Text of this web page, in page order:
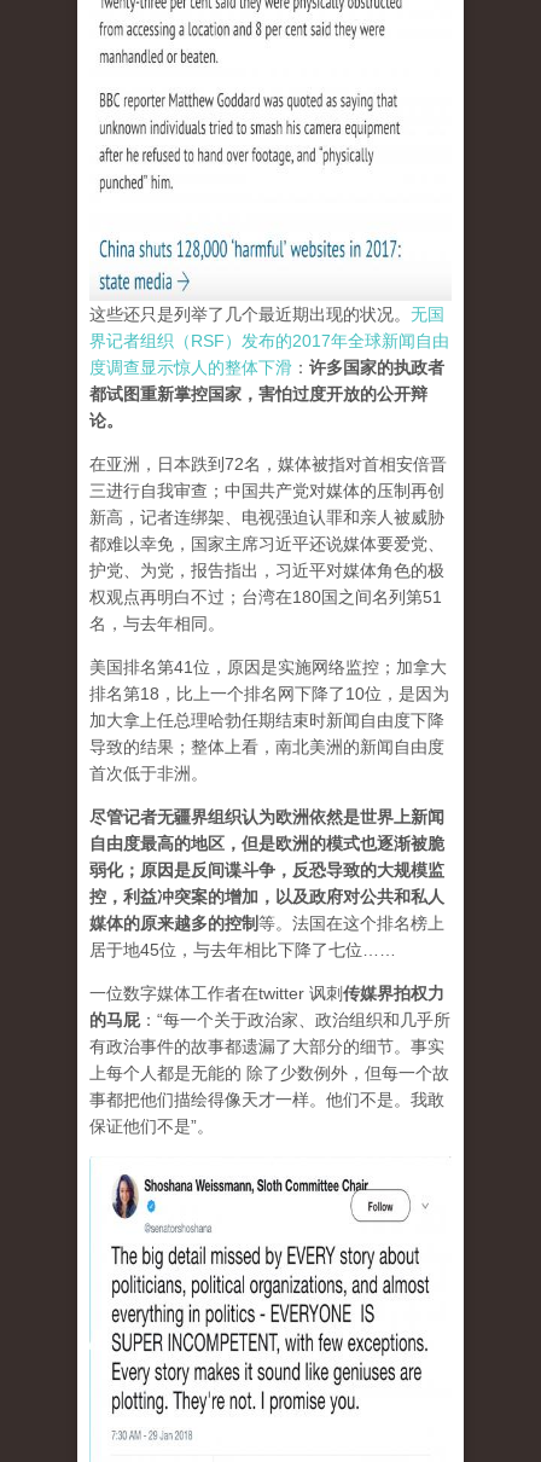
这些还只是列举了几个最近期出现的状况。 无国
界记者组织（RSF）发布的2017年全球新闻自由
度调查显示惊人的整体下滑 ： 许多国家的执政者
都试图重新掌控国家，害怕过度开放的公开辩
论。
在亚洲，日本跌到72名，媒体被指对首相安倍晋
三进行自我审查；中国共产党对媒体的压制再创
新高，记者连绑架、电视强迫认罪和亲人被威胁
都难以幸免，国家主席习近平还说媒体要爱党、
护党、为党，报告指出，习近平对媒体角色的极
权观点再明白不过；台湾在180国之间名列第51
名，与去年相同。
美国排名第41位，原因是实施网络监控；加拿大
排名第18，比上一个排名网下降了10位，是因为
加大拿上任总理哈勃任期结束时新闻自由度下降
导致的结果；整体上看，南北美洲的新闻自由度
首次低于非洲。
尽管记者无疆界组织认为欧洲依然是世界上新闻
自由度最高的地区，但是欧洲的模式也逐渐被脆
弱化；原因是反间谍斗争，反恐导致的大规模监
控，利益冲突案的增加，以及政府对公共和私人
媒体的原来越多的控制等。法国在这个排名榜上
居于地45位，与去年相比下降了七位……
一位数字媒体工作者在twitter 讽刺传媒界拍权力
的马屁：“每一个关于政治家、政治组织和几乎所
有政治事件的故事都遗漏了大部分的细节。事实
上每个人都是无能的 除了少数例外，但每一个故
事都把他们描绘得像天才一样。他们不是。我敢
保证他们不是”。